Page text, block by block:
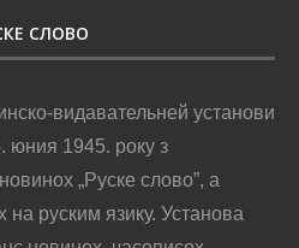
СЛОВО
видавательней установи
юния 1945. року з
„Руске слово”, а
на руским язику. Установа